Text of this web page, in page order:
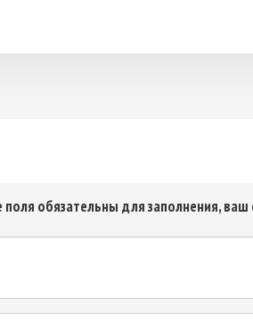
обязательны для заполнения,